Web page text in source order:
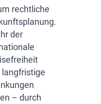
rechtliche
der
– durch